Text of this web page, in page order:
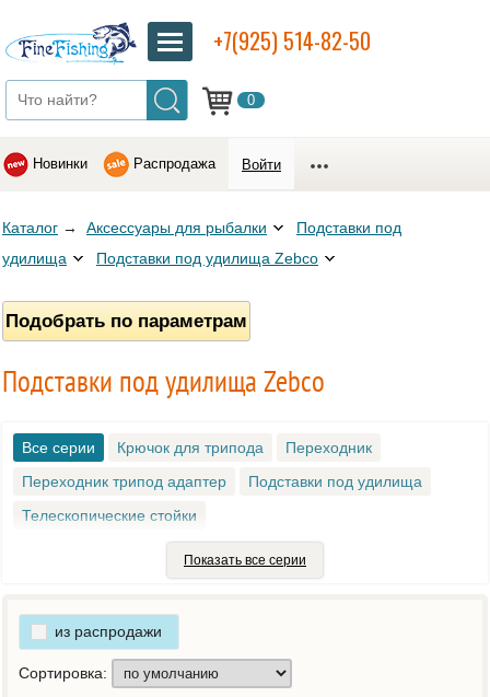
0
+7(925) 514-82-50
Новинки Распродажа Войти
Каталог → Аксессуары для рыбалки
Подставки под
удилища
Подставки под удилища Zebco
Подобрать по параметрам
Подставки под удилища Zebco
Все серии Крючок для трипода
Переходник
Переходник трипод адаптер
Подставки под удилища
Телескопические стойки
Усиленная телескопическая стойка
Показать все серии
из распродажи
Сортировка: